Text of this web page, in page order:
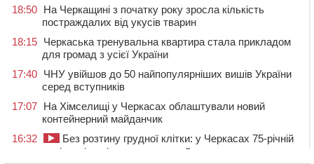
18:50 На Черкащині з початку року зросла кількість
постраждалих від укусів тварин
18:15 Черкаська тренувальна квартира стала прикладом
для громад з усієї України
17:40 ЧНУ увійшов до 50 найпопулярніших вишів України
серед вступників
17:07 На Хімселищі у Черкасах облаштували новий
контейнерний майданчик
16:32
Без розтину грудної клітки: у Черкасах 75-річній
пацієнтці замінили аортальний клапан